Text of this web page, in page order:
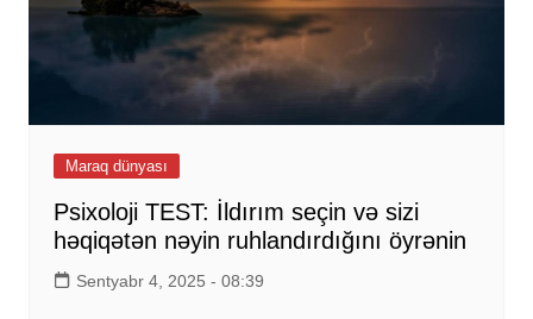
Maraq dünyası
Psixoloji TEST: İldırım seçin və sizi
həqiqətən nəyin ruhlandırdığını öyrənin
Sentyabr 4, 2025 - 08:39